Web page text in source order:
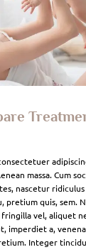
massa. Cum
nascetur
quis, sem.
vel, aliquet
imperdiet a,
Integer